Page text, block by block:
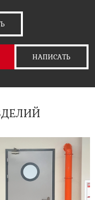
НАПИСАТЬ